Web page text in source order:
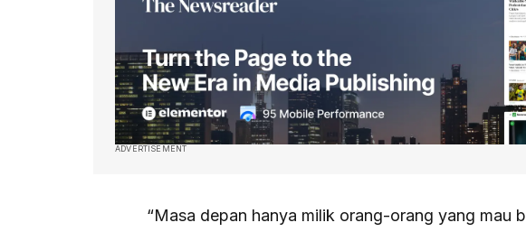
ADVERTISEMENT
“Masa depan hanya milik orang-orang yang mau